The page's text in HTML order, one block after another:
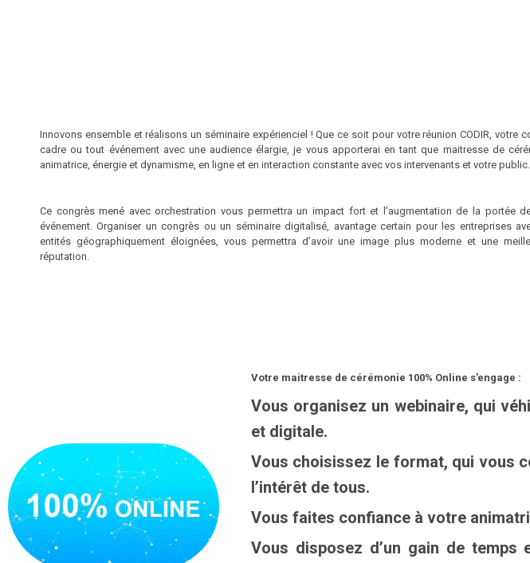
Innovons ensemble et réalisons un séminaire expérienciel ! Que ce soit pour votre réunion CODIR, votre
cadre ou tout événement avec une audience élargie, je vous apporterai en tant que maitresse de
animatrice, énergie et dynamisme, en ligne et en interaction constante avec vos intervenants et votre public.
Ce congrès mené avec orchestration vous permettra un impact fort et l’augmentation de la portée
événement. Organiser un congrès ou un séminaire digitalisé, avantage certain pour les entreprises
entités géographiquement éloignées, vous permettra d’avoir une image plus moderne et une
réputation.
Votre maitresse de cérémonie 100% Online s’engage :
Vous organisez un webinaire, qui
et digitale.
Vous choisissez le format, qui vous
l’intérêt de tous.
Vous faites confiance à votre
Vous disposez d’un gain de